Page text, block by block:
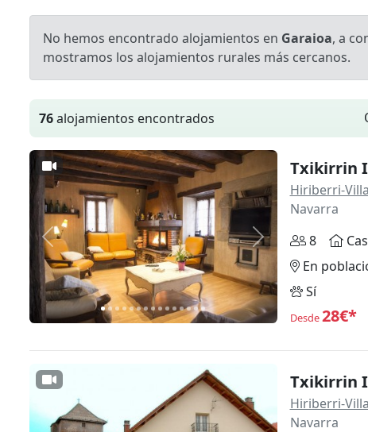
No hemos encontrado alojamientos en Garaioa, a
mostramos los alojamientos rurales más cercanos.
76alojamientos encontrados
Anterior Siguiente
Txikirrin
Hiriberri-
Navarra
8
En
Sí
Desde28€*
Txikirrin
Hiriberri-
Navarra